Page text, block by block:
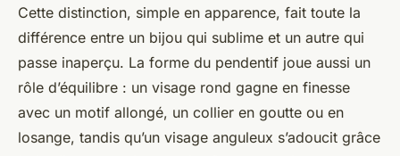
Cette distinction, simple en apparence, fait toute la
différence entre un bijou qui sublime et un autre qui
passe inaperçu. La forme du pendentif joue aussi un
rôle d’équilibre : un visage rond gagne en finesse
avec un motif allongé, un collier en goutte ou en
losange, tandis qu’un visage anguleux s’adoucit grâce